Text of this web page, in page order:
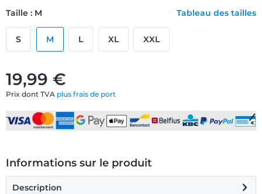
19,99 €
Prix dont TVA plus frais de port
Taille : M Tableau des tailles
S M L XL XXL
Informations sur le produit
Description